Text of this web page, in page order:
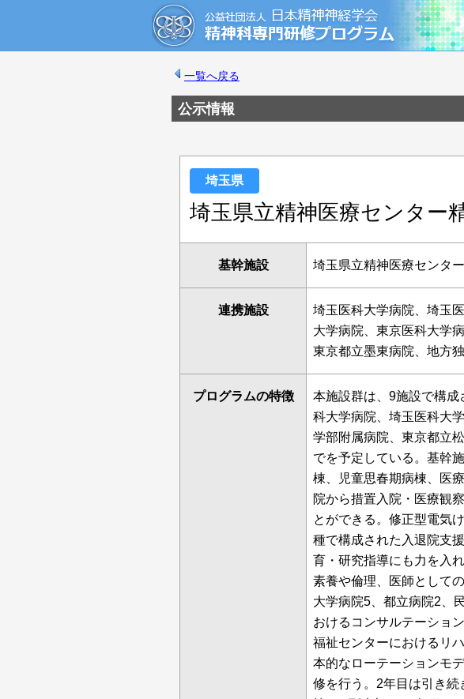
一覧へ戻る
公示情報
埼玉県
埼玉県立精神医療センター
基幹施設 埼玉県立精神医療センター
連携施設
埼玉医科大学病院、埼玉
大学病院、東京医科大学
東京都立墨東病院、地方
プログラムの特徴
本施設群は、9施設で構
科大学病院、埼玉医科大
学部附属病院、東京都立
でを予定している。基幹
棟、児童思春期病棟、医
院から措置入院・医療観
とができる。修正型電気
種で構成された入退院支
育・研究指導にも力を入
素養や倫理、医師として
大学病院5、都立病院2、
おけるコンサルテーショ
福祉センターにおけるリ
本的なローテーションモ
修を行う。2年目は引き